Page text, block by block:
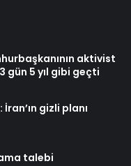
aktivist
gün 5 yıl gibi geçti
gizli planı
talebi